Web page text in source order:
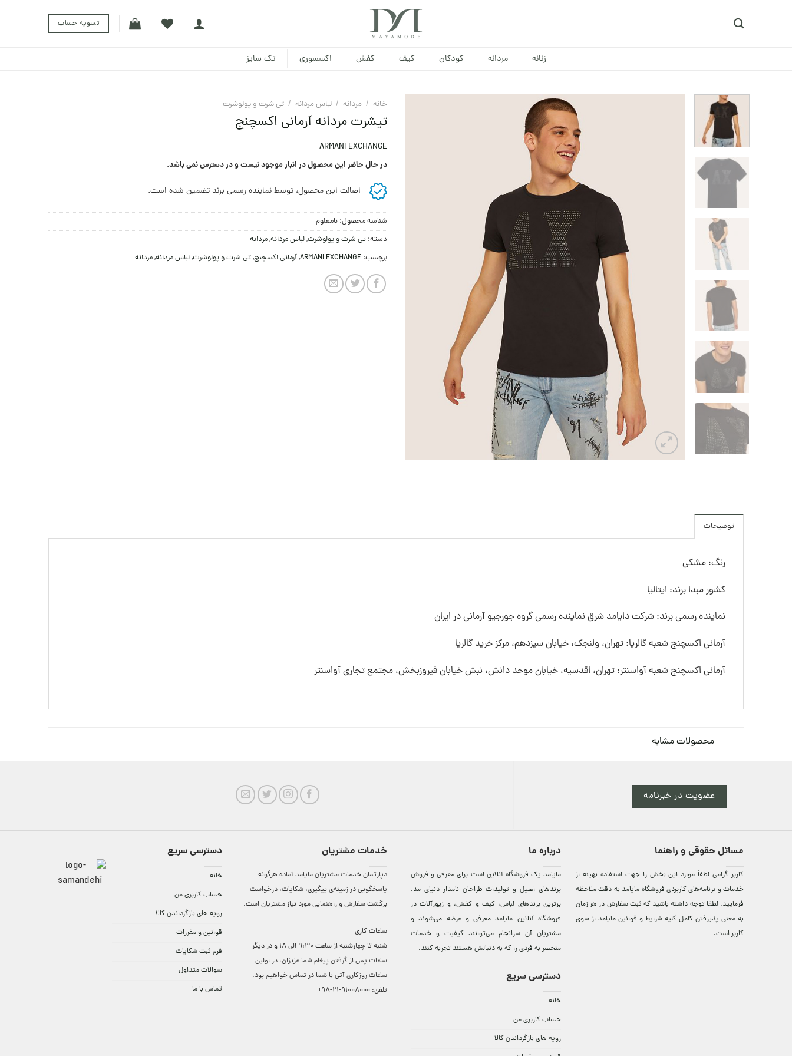
تسویه حساب
زنانه مردانه کودکان کیف کفش اکسسوری تک سایز
خانه / مردانه / لباس مردانه / تی شرت و پولوشرت
تیشرت مردانه آرمانی اکسچنج
ARMANI EXCHANGE
در حال حاضر این محصول در انبار موجود نیست و در دسترس نمی باشد.
اصالت این محصول، توسط نماینده رسمی برند تضمین شده است.
شناسه محصول: نامعلوم
دسته: تی شرت و پولوشرت,لباس مردانه,مردانه
برچسب: ARMANI EXCHANGE
,آرمانی اکسچنج,تی شرت و پولوشرت,لباس مردانه,مردانه
توضیحات
رنگ: مشکی
کشور مبدا برند: ایتالیا
نماینده رسمی برند: شرکت دایامد شرق نماینده رسمی گروه جورجیو آرمانی در ایران
آرمانی اکسچنج شعبه گالریا: تهران، ولنجک، خیابان سیزدهم، مرکز خرید گالریا
آرمانی اکسچنج شعبه آواسنتر: تهران، اقدسیه، خیابان موحد دانش، نبش خیابان فیروزبخش، مجتمع تجاری آواسنتر
محصولات مشابه
عضویت در خبرنامه
مسائل حقوقی و راهنما
کاربر گرامی لطفاً موارد این بخش را جهت استفاده بهینه از
خدمات و برنامه‌‏های کاربردی فروشگاه مایامد به دقت ملاحظه
فرمایید. لطفا توجه داشته باشید که ثبت سفارش در هر زمان
به معنی پذیرفتن کامل کلیه شرایط و قوانین مایامد از سوی
کاربر است.
درباره ما
مایامد يک فروشگاه آنلاين است برای معرفی و فروش
برندهای اصيل و توليدات طراحان نامدار دنيای مد.
برترين‌ برندهای لباس، کيف و کفش، و زيورآلات در
فروشگاه آنلاين مایامد معرفی و عرضه می‌شوند و
مشتريان آن سرانجام می‌توانند کيفيت و خدمات
منحصر به فردی را که به دنبالش هستند تجربه کنند.
دسترسی سریع
خانه
حساب کاربری من
رویه های بازگرداندن کالا
خدمات مشتریان
دپارتمان خدمات مشتریان مایامد آماده هرگونه
پاسخگویی در زمینه‌ی پیگیری، شکایات، درخواست
برگشت سفارش و راهنمایی مورد نیاز مشتریان است.
ساعات کاری
شنبه تا چهارشنبه از ساعت 9:30 الی 18 و در دیگر
ساعات ‌پس از گرفتن پیغام شما عزیزان، در اولین
ساعات روزکاری آتی با شما در تماس خواهیم بود.
تلفن: 91008000-21-98+
دسترسی سریع
خانه
حساب کاربری من
رویه های بازگرداندن کالا
قوانین و مقررات
فرم ثبت شکایات
سوالات متداول
تماس با ما